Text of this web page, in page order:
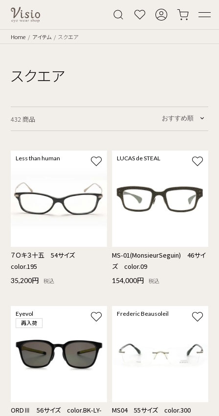
Home アイテム スクエア
スクエア
432 商品
Less than human
７Ｏキ３十五 54サイズ
color.195
35,200円 税込
LUCAS de STEAL
MS-01(MonsieurSeguin) 46サイ
ズ color.09
154,000円 税込
Eyevol
再入荷
ORDⅢ 56サイズ color.BK-LY-
Frederic Beausoleil
MS04 55サイズ color.300